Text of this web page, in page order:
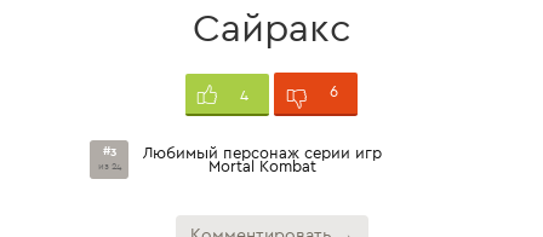
Сайракс
4 6
#3
из 24
Любимый персонаж серии игр
Mortal Kombat